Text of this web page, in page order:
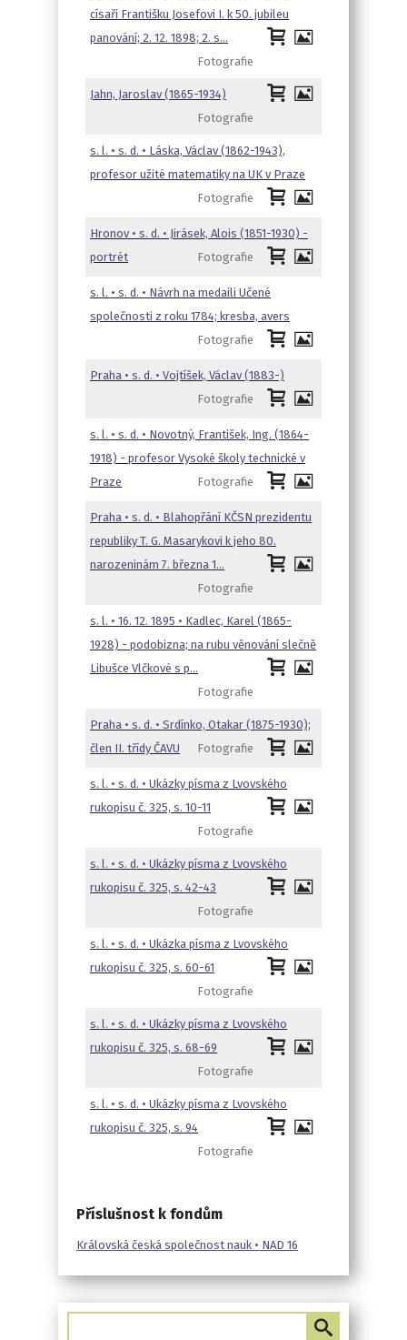
císaři Františku Josefovi I. k 50. jubileu
panování; 2. 12. 1898; 2. s…
Fotografie
Jahn, Jaroslav (1865-1934)
Fotografie
s. l. • s. d. • Láska, Václav (1862-1943),
profesor užité matematiky na UK v Praze
Fotografie
Hronov • s. d. • Jirásek, Alois (1851-1930) -
portrét
Fotografie
s. l. • s. d. • Návrh na medaili Učené
společnosti z roku 1784; kresba, avers
Fotografie
Praha • s. d. • Vojtíšek, Václav (1883-)
Fotografie
s. l. • s. d. • Novotný, František, Ing. (1864-
1918) - profesor Vysoké školy technické v
Praze
Fotografie
Praha • s. d. • Blahopřání KČSN prezidentu
republiky T. G. Masarykovi k jeho 80.
narozeninám 7. března 1…
Fotografie
s. l. • 16. 12. 1895 • Kadlec, Karel (1865-
1928) - podobizna; na rubu věnování slečně
Libušce Vlčkové s p…
Fotografie
Praha • s. d. • Srdínko, Otakar (1875-1930);
člen II. třídy ČAVU
Fotografie
s. l. • s. d. • Ukázky písma z Lvovského
rukopisu č. 325, s. 10-11
Fotografie
s. l. • s. d. • Ukázky písma z Lvovského
rukopisu č. 325, s. 42-43
Fotografie
s. l. • s. d. • Ukázka písma z Lvovského
rukopisu č. 325, s. 60-61
Fotografie
s. l. • s. d. • Ukázky písma z Lvovského
rukopisu č. 325, s. 68-69
Fotografie
s. l. • s. d. • Ukázky písma z Lvovského
rukopisu č. 325, s. 94
Fotografie
Příslušnost k fondům
Královská česká společnost nauk • NAD 16